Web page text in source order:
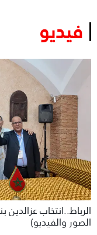
فيديو
الرباط..انتخاب
الصور والفيديو)